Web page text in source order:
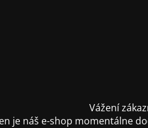
Vážení
je náš e-shop momentálne